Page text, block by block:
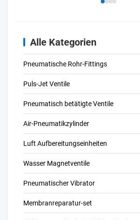
Alle Kategorien
Pneumatische Rohr-Fittings
Puls-Jet Ventile
Pneumatisch betätigte Ventile
Air-Pneumatikzylinder
Luft Aufbereitungseinheiten
Wasser Magnetventile
Pneumatischer Vibrator
Membranreparatur-set